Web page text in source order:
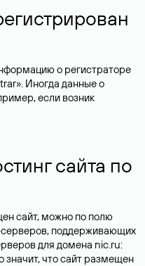
о регистраторе
Иногда данные о
если возник
сайта по
сайт, можно по полю
серверов, поддерживающих
для домена nic.ru:
значит, что сайт размещен